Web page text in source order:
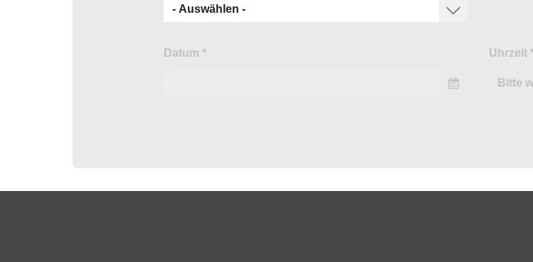
Datum * Uhrzeit